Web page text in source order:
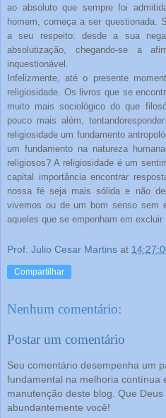
ao absoluto que sempre foi
homem, começa a ser questionada.
a seu respeito: desde a sua
absolutização, chegando-se a
inquestionável.
Infelizmente, até o presente
religiosidade. Os livros que se
muito mais sociológico do que
pouco mais além,
religiosidade um fundamento
um fundamento na natureza
religiosos? A religiosidade é um
capital importância encontrar
nossa fé seja mais sólida e não
vivemos ou de um bom senso sem
aqueles que se empenham em excluir
Prof. Julio Cesar Martins at
Compartilhar
Nenhum comentário:
Postar um comentário
Seu comentário desempenha um
fundamental na melhoria contínua
manutenção deste blog. Que Deus
abundantemente você!